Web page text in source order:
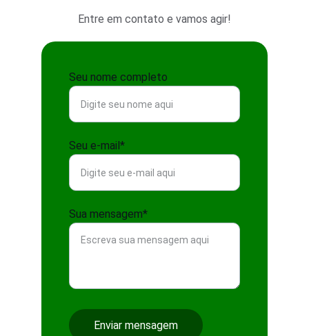
Seu nome completo
Seu e-mail*
Sua mensagem*
Enviar mensagem
Entre em contato e vamos agir!